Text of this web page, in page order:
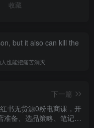
收藏
but it also can kill the
也能把痛苦消灭
下一篇
书无货源0粉电商课，开
准备、选品策略、笔记撰